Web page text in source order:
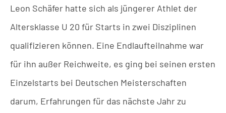
Leon Schäfer hatte sich als jüngerer Athlet der
Altersklasse U 20 für Starts in zwei Disziplinen
qualifizieren können. Eine Endlaufteilnahme war
für ihn außer Reichweite, es ging bei seinen ersten
Einzelstarts bei Deutschen Meisterschaften
darum, Erfahrungen für das nächste Jahr zu